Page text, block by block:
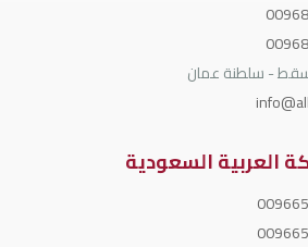
- سلطنة عمان
العربية السعودية